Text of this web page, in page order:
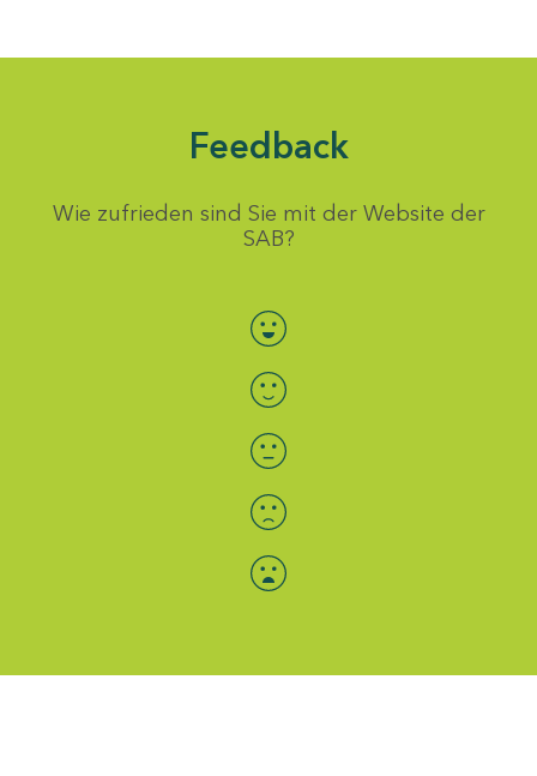
Feedback
Wie zufrieden sind Sie mit der Website der
SAB?
Bewertung auswählen